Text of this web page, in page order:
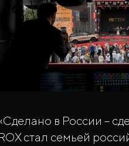
в России –
стал семьей